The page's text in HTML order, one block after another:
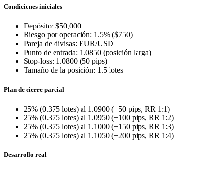
Condiciones iniciales
Depósito: $50,000
Riesgo por operación: 1.5% ($750)
Pareja de divisas: EUR/USD
Punto de entrada: 1.0850 (posición larga)
Stop-loss: 1.0800 (50 pips)
Tamaño de la posición: 1.5 lotes
Plan de cierre parcial
25% (0.375 lotes) al 1.0900 (+50 pips, RR 1:1)
25% (0.375 lotes) al 1.0950 (+100 pips, RR 1:2)
25% (0.375 lotes) al 1.1000 (+150 pips, RR 1:3)
25% (0.375 lotes) al 1.1050 (+200 pips, RR 1:4)
Desarrollo real